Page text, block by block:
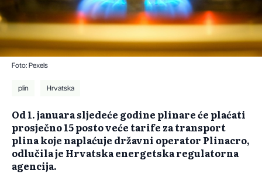
Foto: Pexels
plin Hrvatska
Od 1. januara sljedeće godine plinare će plaćati
prosječno 15 posto veće tarife za transport
plina koje naplaćuje državni operator Plinacro,
odlučila je Hrvatska energetska regulatorna
agencija.